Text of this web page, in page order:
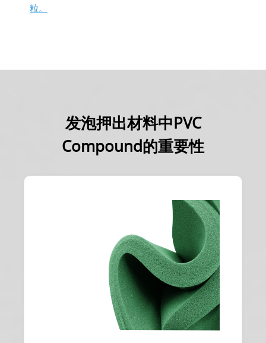
粒。
发泡押出材料中PVC
Compound的重要性